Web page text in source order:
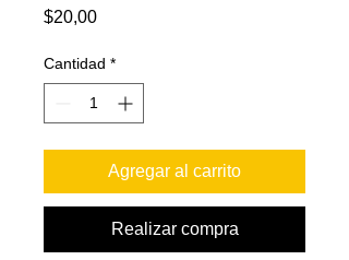
$20,00Precio
Cantidad *
Agregar al carrito
Realizar compra